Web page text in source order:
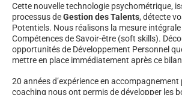
Cette nouvelle technologie psychométrique,
processus deGestion des Talents, détecte
Potentiels. Nous réalisons la mesure
Compétences de Savoir-être (soft skills).
opportunités de Développement Personnel
mettre en place immédiatement après ce
20 années d’expérience en
coaching nous ont permis de développer les